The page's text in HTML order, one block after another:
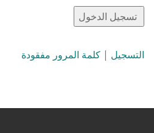
التسجيل | كلمة المرور مفقودة